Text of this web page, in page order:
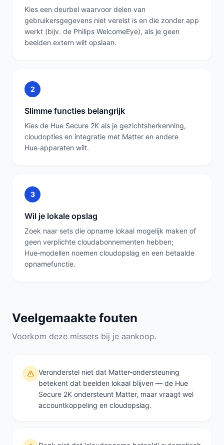
Kies een deurbel waarvoor delen van
gebruikersgegevens niet vereist is en die zonder app
werkt (bijv. de Philips WelcomeEye), als je geen
beelden extern wilt opslaan.
2
Slimme functies belangrijk
Kies de Hue Secure 2K als je gezichtsherkenning,
cloudopties en integratie met Matter en andere
Hue‑apparaten wilt.
3
Wil je lokale opslag
Zoek naar sets die opname lokaal mogelijk maken of
geen verplichte cloudabonnementen hebben;
Hue‑modellen noemen cloudopslag en een betaalde
opnamefunctie.
Veelgemaakte fouten
Voorkom deze missers bij je aankoop.
Veronderstel niet dat Matter‑ondersteuning
betekent dat beelden lokaal blijven — de Hue
Secure 2K ondersteunt Matter, maar vraagt wel
accountkoppeling en cloudopslag.